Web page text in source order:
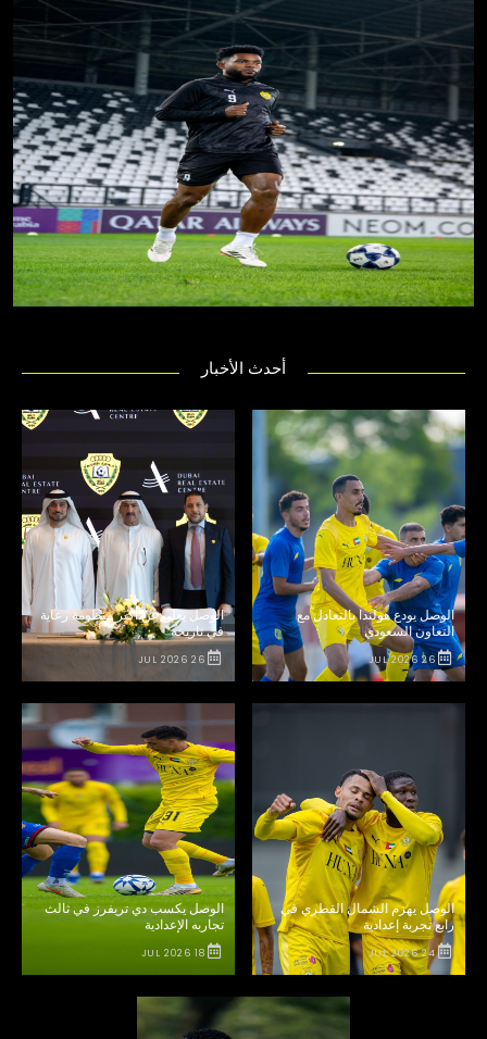
أحدث الأخبار
الوصل يودع هولندا بالتعادل مع
التعاون السعودي
26 JUL 2026
الوصل يعلن عن أكبر منظومة رعاية
في تاريخه
الوصل يهزم الشمال القطري في
رابع تجربة إعدادية
24 JUL 2026
الوصل يكسب دي تريفرز في ثالث
تجاربه الإعدادية